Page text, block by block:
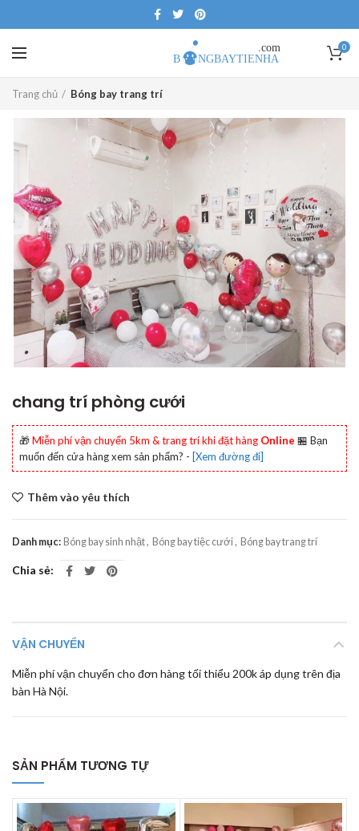
0
Trang chủ Bóng bay trang trí
chang trí phòng cưới
🎁Miễn phí vận chuyển 5km & trang trí khi đặt hàng Online 🏪 Bạn
muốn đến cửa hàng xem sản phẩm? - [Xem đường đi]
Thêm vào yêu thích
Danh mục: Bóng bay sinh nhật, Bóng bay tiệc cưới, Bóng bay trang trí
Chia sẻ
VẬN CHUYỂN
Miễn phí vận chuyển cho đơn hàng tối thiểu 200k áp dụng trên địa
bàn Hà Nội.
SẢN PHẨM TƯƠNG TỰ